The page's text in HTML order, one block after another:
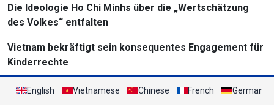
Die Ideologie Ho Chi Minhs über die „Wertschätzung
des Volkes“ entfalten
Vietnam bekräftigt sein konsequentes Engagement für
Kinderrechte
English Vietnamese Chinese French German